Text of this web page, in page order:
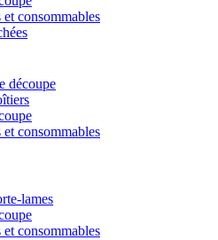
et consommables
découpe
et consommables
lames
et consommables